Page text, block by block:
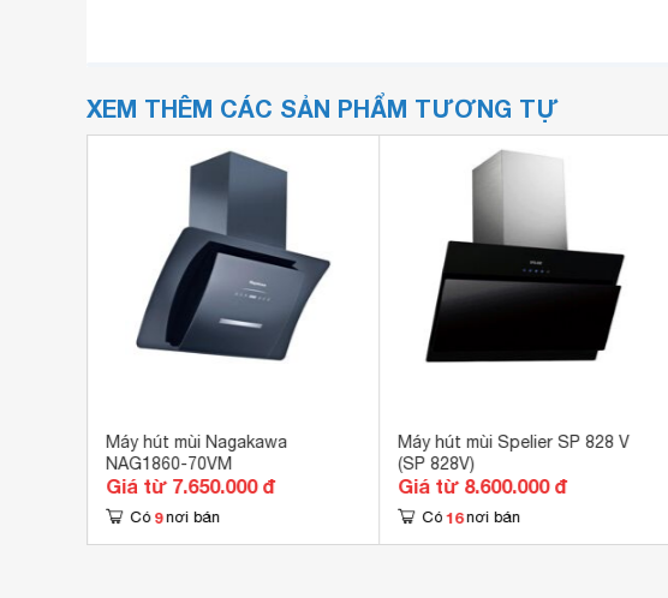
XEM THÊM CÁC SẢN PHẨM TƯƠNG TỰ
Máy hút mùi Nagakawa
NAG1860-70VM
Giá từ 7.650.000 đ
Có 9 nơi bán
Máy hút mùi Spelier SP 828 V
(SP 828V)
Giá từ 8.600.000 đ
Có 16 nơi bán